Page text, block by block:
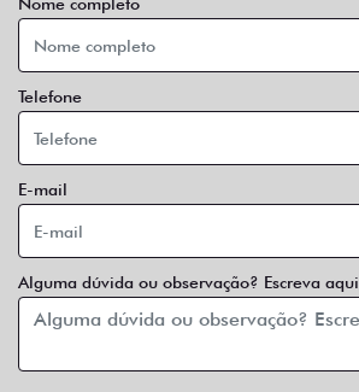
Telefone
E-mail
Alguma dúvida ou observação? Escreva aqui.